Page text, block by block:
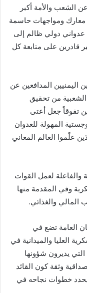
الشعب والأمة أكبر
معارك ومواجهات حاسمة
دولي ظالم إلى
قادرين على متابعة كل
اليمنيين المدافعين عن
من تحقيق
تفوقاً جعل أعتى
المهولة للعدوان
علًموا العالم المعاني
والفاعلة لعمل القوات
وفي المقدمة منها
المالي والغذائي.
العامة تضع في
العليا والميدانية في
التي يديرون شؤونها
وثقة كون القائد
خطوات نجاحه في